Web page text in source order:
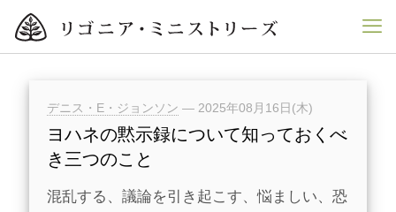
デニス・E・ジョンソン — 2025年08月16日(木)
ヨハネの黙示録について知っておくべ
き三つのこと
混乱する、議論を引き起こす、悩ましい、恐